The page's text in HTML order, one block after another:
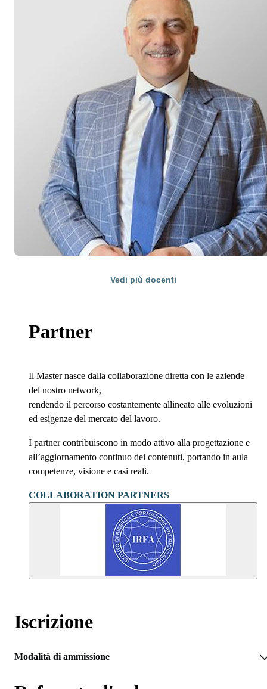
Vedi più docenti
Partner
Il Master nasce dalla collaborazione diretta con le aziende
del nostro network,
rendendo il percorso costantemente allineato alle evoluzioni
ed esigenze del mercato del lavoro.
I partner contribuiscono in modo attivo alla progettazione e
all’aggiornamento continuo dei contenuti, portando in aula
competenze, visione e casi reali.
COLLABORATION PARTNERS
Iscrizione
Modalità di ammissione